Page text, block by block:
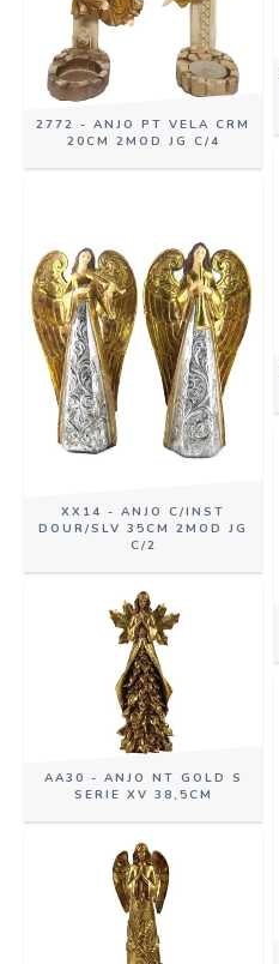
2772 - ANJO PT VELA CRM
20CM 2MOD JG C/4
XX14 - ANJO C/INST
DOUR/SLV 35CM 2MOD JG
C/2
AA30 - ANJO NT GOLD S
SERIE XV 38,5CM